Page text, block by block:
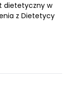
dietetyczny w
z Dietetycy